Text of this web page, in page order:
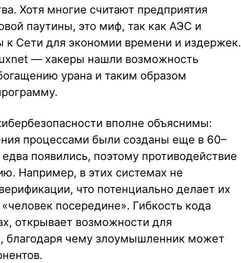
Хотя многие считают предприятия
паутины, это миф, так как АЭС и
Сети для экономии времени и издержек.
— хакеры нашли возможность
урана и таким образом
вполне объяснимы:
процессами были созданы еще в 60–
появились, поэтому противодействие
Например, в этих системах не
что потенциально делает их
посередине». Гибкость кода
открывает возможности для
благодаря чему злоумышленник может